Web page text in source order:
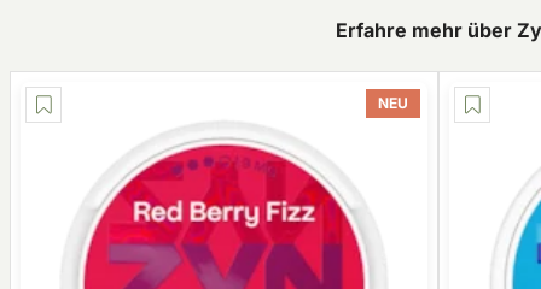
Erfahre mehr über
NEU